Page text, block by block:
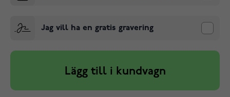
Jag vill ha en gratis gravering
Lägg till i kundvagn